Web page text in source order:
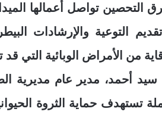
التحصين تواصل أعمالها
التوعية والإرشادات
من الأمراض الوبائية التي قد
أحمد، مدير عام مديرية
تستهدف حماية الثروة